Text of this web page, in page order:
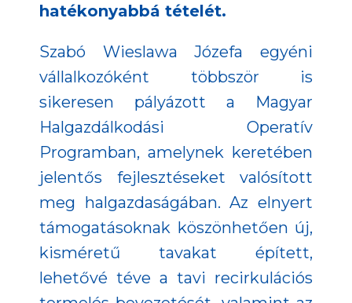
hatékonyabbá tételét.
Szabó Wieslawa Józefa egyéni
vállalkozóként többször is
sikeresen pályázott a Magyar
Halgazdálkodási Operatív
Programban, amelynek keretében
jelentős fejlesztéseket valósított
meg halgazdaságában. Az elnyert
támogatásoknak köszönhetően új,
kisméretű tavakat épített,
lehetővé téve a tavi recirkulációs